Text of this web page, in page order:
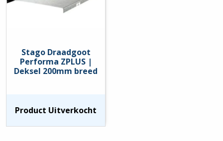
Stago Draadgoot
Performa ZPLUS |
Deksel 200mm breed
Product Uitverkocht